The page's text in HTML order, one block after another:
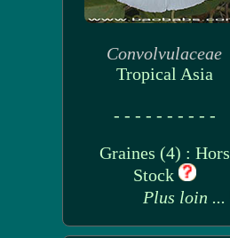
Convolvulaceae
Tropical Asia
- - - - - - - - - -
Graines (4) : Hors
Stock
Plus loin ...